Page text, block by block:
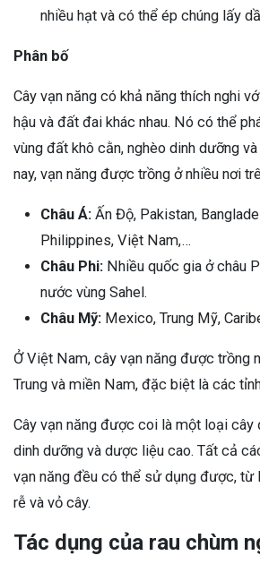
nhiều hạt và có thể ép chúng lấy
Phân bố
Cây vạn năng có khả năng thích nghi
hậu và đất đai khác nhau. Nó có thể
vùng đất khô cằn, nghèo dinh dưỡng
nay, vạn năng được trồng ở nhiều nơi
Châu Á: Ấn Độ, Pakistan,
Philippines, Việt Nam,…
Châu Phi: Nhiều quốc gia ở châu
nước vùng Sahel.
Châu Mỹ: Mexico, Trung Mỹ,
Ở Việt Nam, cây vạn năng được trồng
Trung và miền Nam, đặc biệt là các
Cây vạn năng được coi là một loại cây
dinh dưỡng và dược liệu cao. Tất cả
vạn năng đều có thể sử dụng được, từ
rễ và vỏ cây.
Tác dụng của rau chùm